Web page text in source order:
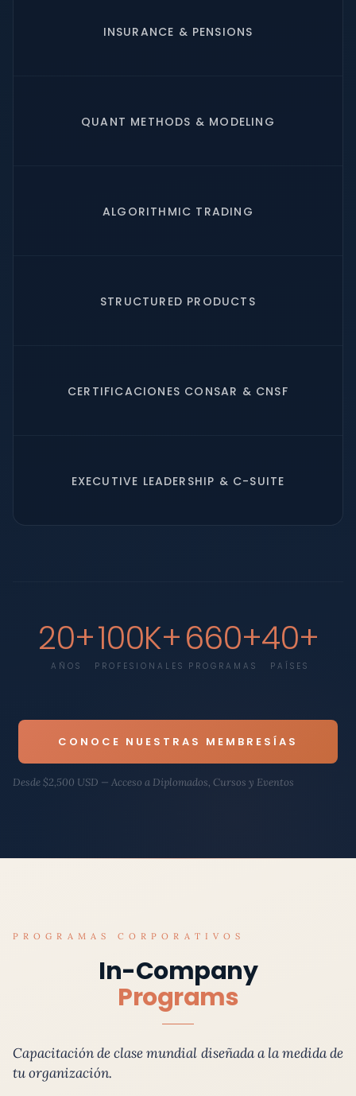
INSURANCE & PENSIONS
QUANT METHODS & MODELING
ALGORITHMIC TRADING
STRUCTURED PRODUCTS
CERTIFICACIONES CONSAR & CNSF
EXECUTIVE LEADERSHIP & C-SUITE
20+
AÑOS
100K+
PROFESIONALES
660+
PROGRAMAS
40+
PAÍSES
CONOCE NUESTRAS MEMBRESÍAS
Desde $2,500 USD — Acceso a Diplomados, Cursos y Eventos
PROGRAMAS CORPORATIVOS
In-Company
Programs
Capacitación de clase mundial diseñada a la medida de
tu organización.